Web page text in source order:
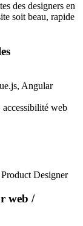
des designers en
soit beau, rapide
Angular
accessibilité web
Designer
web /